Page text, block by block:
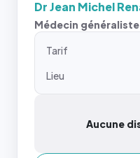
Dr Jean Michel
Médecin généraliste
Tarif
Lieu
Aucune